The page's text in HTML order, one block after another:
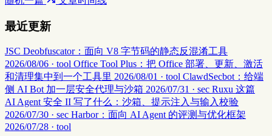
最近更新
JSC Deobfuscator：面向 V8 字节码的静态反混淆工具
2026/08/06 · tool Office Tool Plus：把 Office 部署、更新、激活
和清理集中到一个工具里 2026/08/01 · tool ClawdSecbot：给端
侧 AI Bot 加一层安全代理与沙箱 2026/07/31 · sec Ruxu 这篇
AI Agent 安全 II 写了什么：沙箱、提示注入与输入校验
2026/07/30 · sec Harbor：面向 AI Agent 的评测与优化框架
2026/07/28 · tool